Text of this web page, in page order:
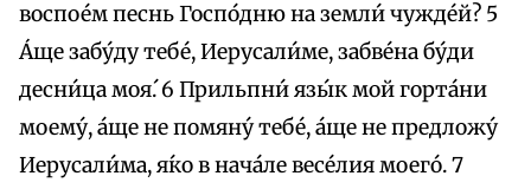
воспое́м песнь Госпо́дню на земли́ чужде́й? 5
А́ще забу́ду тебе́, Иерусали́ме, забве́на бу́ди
десни́ца моя́. 6 Прильпни́ язы́к мой горта́ни
моему́, а́ще не помяну́ тебе́, а́ще не предложу́
Иерусали́ма, я́ко в нача́ле весе́лия моего́. 7